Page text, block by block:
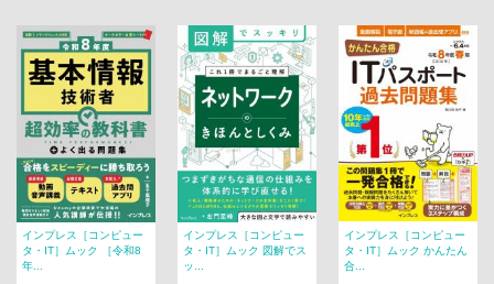
インプレス［コンピュー
タ・IT］ムック ［令和8
年...
インプレス［コンピュー
タ・IT］ムック 図解でス
ッ...
インプレス［コンピュー
タ・IT］ムック かんたん
合...